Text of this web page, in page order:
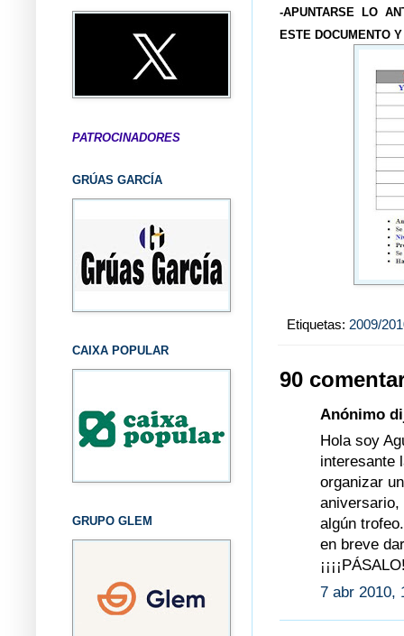
-APUNTARSE LO
ESTE DOCUMENTO
Etiquetas: 2009/
90
Anónimo
Hola soy
interesante
organizar
aniversario,
algún trofeo.
en breve
7 abr 2010,
PATROCINADORES
GRÚAS GARCÍA
CAIXA POPULAR
GRUPO GLEM